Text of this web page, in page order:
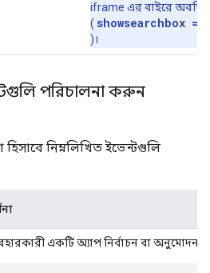
iframe এর বাইরে
( showsearchbox =
)।
পরিচালনা করুন
নিম্নলিখিত ইভেন্টগুলি
একটি অ্যাপ নির্বাচন বা অনুমোদন